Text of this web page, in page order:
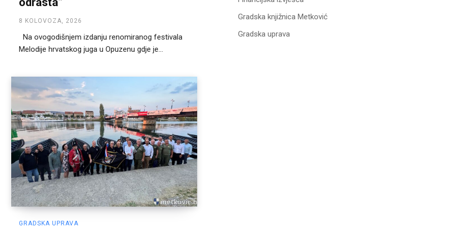
8 KOLOVOZA, 2026
Melodije hrvatskog juga u Opuzenu gdje je...
GRADSKA UPRAVA
Gradska knjižnica Metković
Gradska uprava